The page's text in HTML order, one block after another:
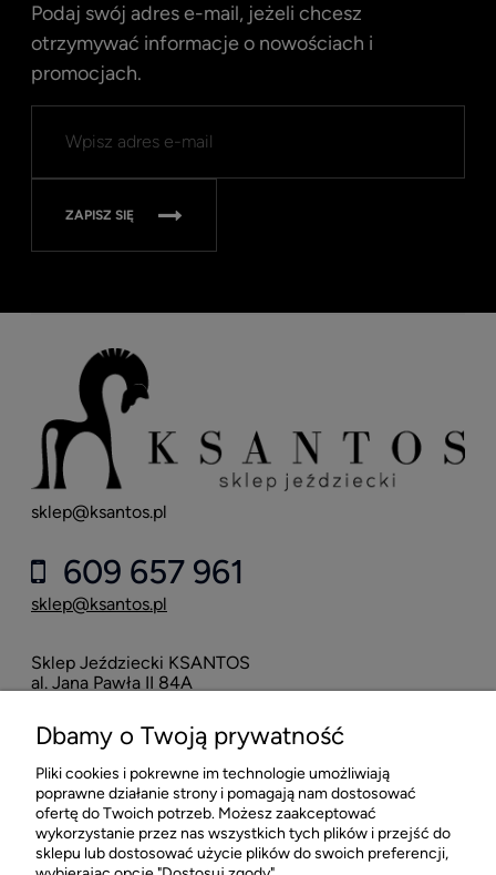
Podaj swój adres e-mail, jeżeli chcesz
otrzymywać informacje o nowościach i
promocjach.
ZAPISZ SIĘ
sklep@ksantos.pl
609 657 961
sklep@ksantos.pl
Sklep Jeździecki KSANTOS
al. Jana Pawła II 84A
POMOC
MOJE KONTO
Dbamy o Twoją prywatność
Pliki cookies i pokrewne im technologie umożliwiają
poprawne działanie strony i pomagają nam dostosować
ofertę do Twoich potrzeb. Możesz zaakceptować
wykorzystanie przez nas wszystkich tych plików i przejść do
sklepu lub dostosować użycie plików do swoich preferencji,